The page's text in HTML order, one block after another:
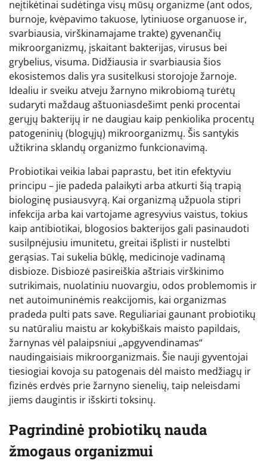
neįtikėtinai sudėtinga visų mūsų organizme (ant odos,
burnoje, kvėpavimo takuose, lytiniuose organuose ir,
svarbiausia, virškinamajame trakte) gyvenančių
mikroorganizmų, įskaitant bakterijas, virusus bei
grybelius, visuma. Didžiausia ir svarbiausia šios
ekosistemos dalis yra susitelkusi storojoje žarnoje.
Idealiu ir sveiku atveju žarnyno mikrobiomą turėtų
sudaryti maždaug aštuoniasdešimt penki procentai
gerųjų bakterijų ir ne daugiau kaip penkiolika procentų
patogeninių (blogųjų) mikroorganizmų. Šis santykis
užtikrina sklandų organizmo funkcionavimą.
Probiotikai veikia labai paprastu, bet itin efektyviu
principu – jie padeda palaikyti arba atkurti šią trapią
biologinę pusiausvyrą. Kai organizmą užpuola stipri
infekcija arba kai vartojame agresyvius vaistus, tokius
kaip antibiotikai, blogosios bakterijos gali pasinaudoti
susilpnėjusiu imunitetu, greitai išplisti ir nustelbti
gerąsias. Tai sukelia būklę, medicinoje vadinamą
disbioze. Disbiozė pasireiškia aštriais virškinimo
sutrikimais, nuolatiniu nuovargiu, odos problemomis ir
net autoimuninėmis reakcijomis, kai organizmas
pradeda pulti pats save. Reguliariai gaunant probiotikų
su natūraliu maistu ar kokybiškais maisto papildais,
žarnynas vėl palaipsniui „apgyvendinamas“
naudingaisiais mikroorganizmais. Šie nauji gyventojai
tiesiogiai kovoja su patogenais dėl maisto medžiagų ir
fizinės erdvės prie žarnyno sienelių, taip neleisdami
jiems daugintis ir išskirti toksinų.
Pagrindinė probiotikų nauda
žmogaus organizmui